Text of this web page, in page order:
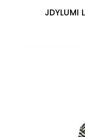
JDYLUMI